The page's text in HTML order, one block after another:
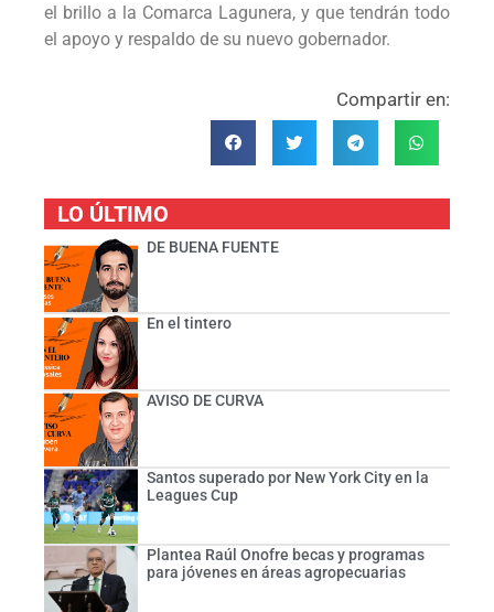
el brillo a la Comarca Lagunera, y que tendrán todo
el apoyo y respaldo de su nuevo gobernador.
Compartir en:
LO ÚLTIMO
DE BUENA FUENTE
En el tintero
AVISO DE CURVA
Santos superado por New York City en la
Leagues Cup
Plantea Raúl Onofre becas y programas
para jóvenes en áreas agropecuarias